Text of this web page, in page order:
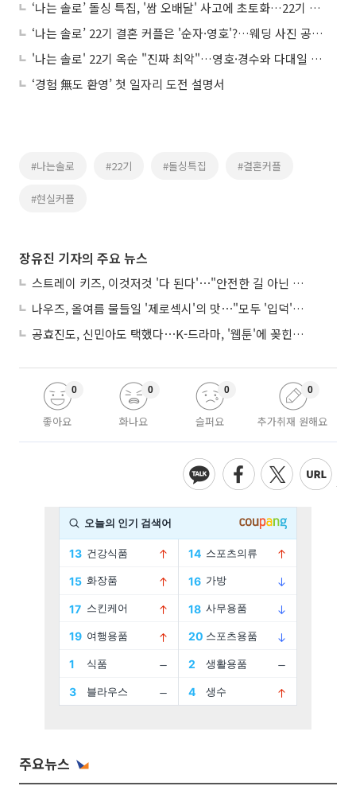
‘나는 솔로’ 돌싱 특집, '쌈 오배달' 사고에 초토화…22기 정숙 "집에 가야 할 듯"
‘나는 솔로’ 22기 결혼 커플은 '순자·영호'?…웨딩 사진 공개됐다
'나는 솔로' 22기 옥순 "진짜 최악"…영호·경수와 다대일 데이트에 '격분'
‘경험 無도 환영’ 첫 일자리 도전 설명서
#나는솔로 #22기 #돌싱특집 #결혼커플
#현실커플
장유진 기자의 주요 뉴스
스트레이 키즈, 이것저것 '다 된다'⋯"안전한 길 아닌 도전이 재밌어"
나우즈, 올여름 물들일 '제로섹시'의 맛⋯"모두 '입덕'시킬 것"
공효진도, 신민아도 택했다⋯K-드라마, '웹툰'에 꽂힌 이유
좋아요
0
화나요
0
슬퍼요
0
추가취재 원해요
0
주요뉴스